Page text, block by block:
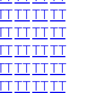
TTTTTT
TTTTTT
TTTTTT
TTTTTT
TTTTTT